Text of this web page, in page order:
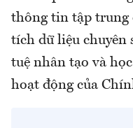
thông tin tập trung
tích dữ liệu chuyên
tuệ nhân tạo và
hoạt động của